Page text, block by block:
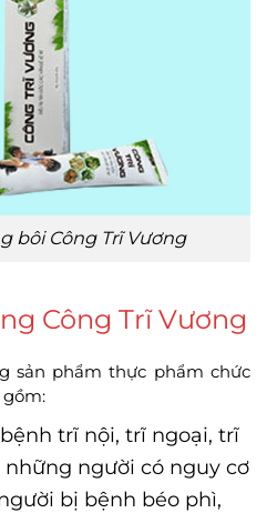
bôi Công Trĩ Vương
Công Trĩ Vương
sản phẩm thực phẩm chức
gồm:
trĩ nội, trĩ ngoại, trĩ
người có nguy cơ
bị bệnh béo phì,